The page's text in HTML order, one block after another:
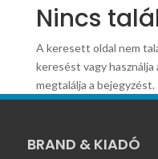
Nincs
A keresett oldal nem
keresést vagy
megtalálja a bejegyzést.
BRAND & KIADÓ